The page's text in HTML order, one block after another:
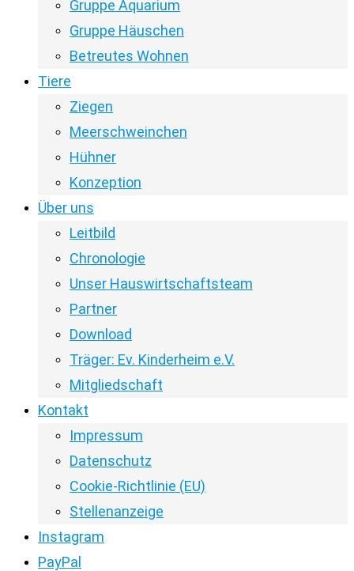
Gruppe Aquarium
Gruppe Häuschen
Betreutes Wohnen
Tiere
Ziegen
Meerschweinchen
Hühner
Konzeption
Über uns
Leitbild
Chronologie
Unser Hauswirtschaftsteam
Partner
Download
Träger: Ev. Kinderheim e.V.
Mitgliedschaft
Kontakt
Impressum
Datenschutz
Cookie-Richtlinie (EU)
Stellenanzeige
Instagram
PayPal